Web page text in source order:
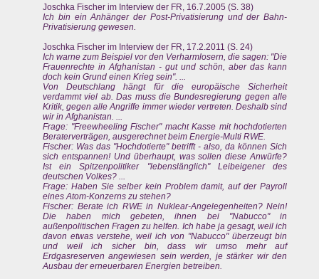
Joschka Fischer im Interview der FR, 16.7.2005 (S. 38)
Ich bin ein Anhänger der Post-Privatisierung und der Bahn-
Privatisierung gewesen.
Joschka Fischer im Interview der FR, 17.2.2011 (S. 24)
Ich warne zum Beispiel vor den Verharmlosern, die sagen: "Die
Frauenrechte in Afghanistan - gut und schön, aber das kann
doch kein Grund einen Krieg sein". ...
Von Deutschlang hängt für die europäische Sicherheit
verdammt viel ab. Das muss die Bundesregierung gegen alle
Kritik, gegen alle Angriffe immer wieder vertreten. Deshalb sind
wir in Afghanistan. ...
Frage: "Freewheeling Fischer" macht Kasse mit hochdotierten
Beraterverträgen, ausgerechnet beim Energie-Multi RWE.
Fischer: Was das "Hochdotierte" betrifft - also, da können Sich
sich entspannen! Und überhaupt, was sollen diese Anwürfe?
Ist ein Spitzenpolitiker "lebenslänglich" Leibeigener des
deutschen Volkes? ...
Frage: Haben Sie selber kein Problem damit, auf der Payroll
eines Atom-Konzerns zu stehen?
Fischer: Berate ich RWE in Nuklear-Angelegenheiten? Nein!
Die haben mich gebeten, ihnen bei "Nabucco" in
außenpolitischen Fragen zu helfen. Ich habe ja gesagt, weil ich
davon etwas verstehe, weil ich von "Nabucco" überzeugt bin
und weil ich sicher bin, dass wir umso mehr auf
Erdgasreserven angewiesen sein werden, je stärker wir den
Ausbau der erneuerbaren Energien betreiben.